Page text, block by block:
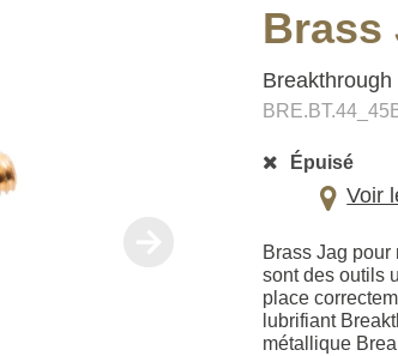
Brass
Épuisé
Voir
Brass Jag
sont des outils
place
lubrifiant
métallique